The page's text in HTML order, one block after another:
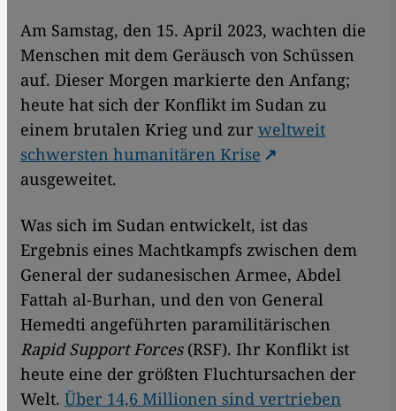
Am Samstag, den 15. April 2023, wachten die
Menschen mit dem Geräusch von Schüssen
auf. Dieser Morgen markierte den Anfang;
heute hat sich der Konflikt im Sudan zu
einem brutalen Krieg und zur weltweit
schwersten humanitären Krise
ausgeweitet.
Was sich im Sudan entwickelt, ist das
Ergebnis eines Machtkampfs zwischen dem
General der sudanesischen Armee, Abdel
Fattah al-Burhan, und den von General
Hemedti angeführten paramilitärischen
Rapid Support Forces (RSF). Ihr Konflikt ist
heute eine der größten Fluchtursachen der
Welt. Über 14,6 Millionen sind vertrieben